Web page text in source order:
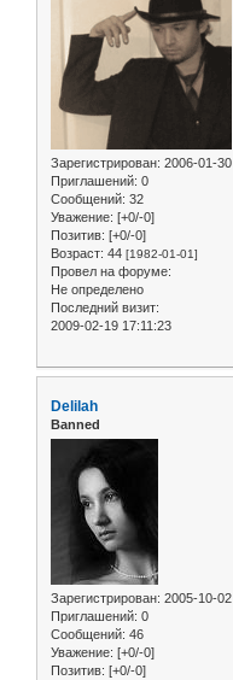
Зарегистрирован: 2006-01-30
Приглашений: 0
Сообщений: 32
Уважение: [+0/-0]
Позитив: [+0/-0]
Возраст: 44 [1982-01-01]
Провел на форуме:
Не определено
Последний визит:
2009-02-19 17:11:23
Delilah
Banned
Зарегистрирован: 2005-10-02
Приглашений: 0
Сообщений: 46
Уважение: [+0/-0]
Позитив: [+0/-0]